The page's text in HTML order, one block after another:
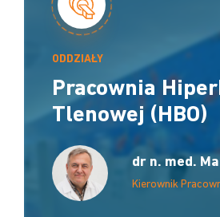
ODDZIAŁY
Pracownia
Tlenowej (HBO)
dr n. med.
Kierownik